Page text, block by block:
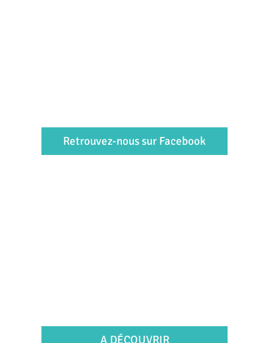
Retrouvez-nous sur Facebook
A DÉCOUVRIR